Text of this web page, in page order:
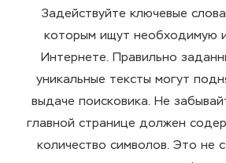
Задействуйте ключевые
которым ищут необходимую
Интернете. Правильно
уникальные тексты могут
выдаче поисковика. Не
главной странице должен
количество символов. Это не